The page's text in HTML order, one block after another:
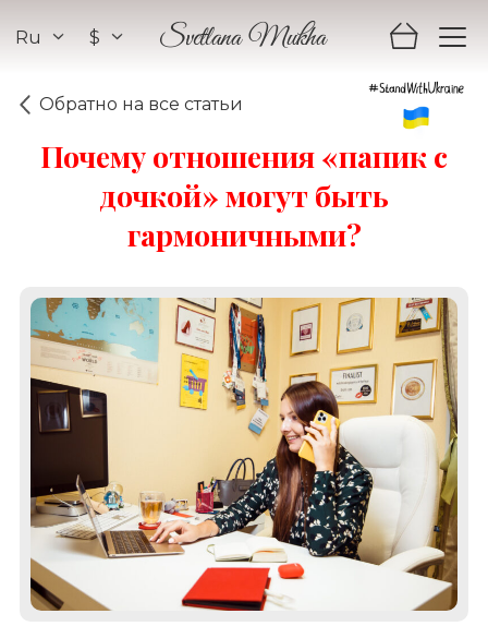
Svetlana Mukha
$
Ru
Обратно на все статьи
Почему отношения «папик с
дочкой» могут быть
гармоничными?